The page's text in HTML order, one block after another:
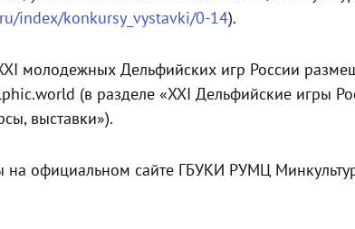
index/konkursy_vystavki/0-14).
молодежных Дельфийских игр России
(в разделе «XXI Дельфийские игры
выставки»).
на официальном сайте ГБУКИ РУМЦ